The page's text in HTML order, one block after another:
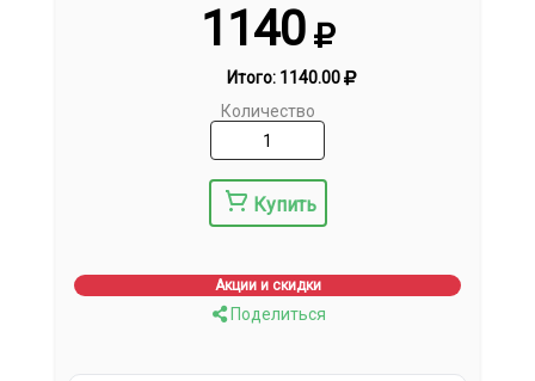
1140
Итого: 1140.00
Количество
Купить
Акции и скидки
Поделиться